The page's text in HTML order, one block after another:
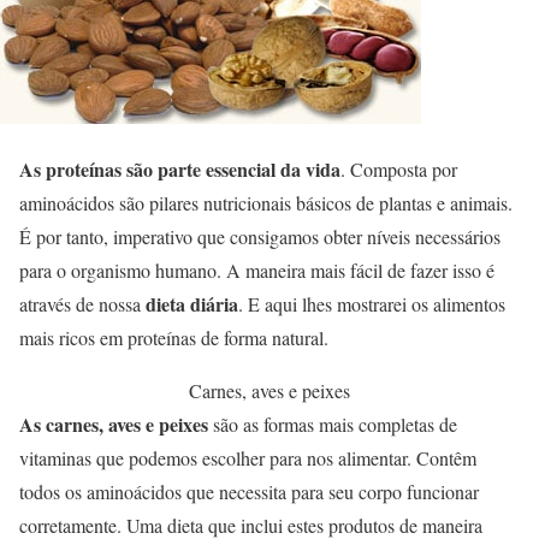
As proteínas são parte essencial da vida. Composta por
aminoácidos são pilares nutricionais básicos de plantas e animais.
É por tanto, imperativo que consigamos obter níveis necessários
para o organismo humano. A maneira mais fácil de fazer isso é
através de nossa dieta diária. E aqui lhes mostrarei os alimentos
mais ricos em proteínas de forma natural.
Carnes, aves e peixes
As carnes, aves e peixessão as formas mais completas de
vitaminas que podemos escolher para nos alimentar. Contêm
todos os aminoácidos que necessita para seu corpo funcionar
corretamente. Uma dieta que inclui estes produtos de maneira